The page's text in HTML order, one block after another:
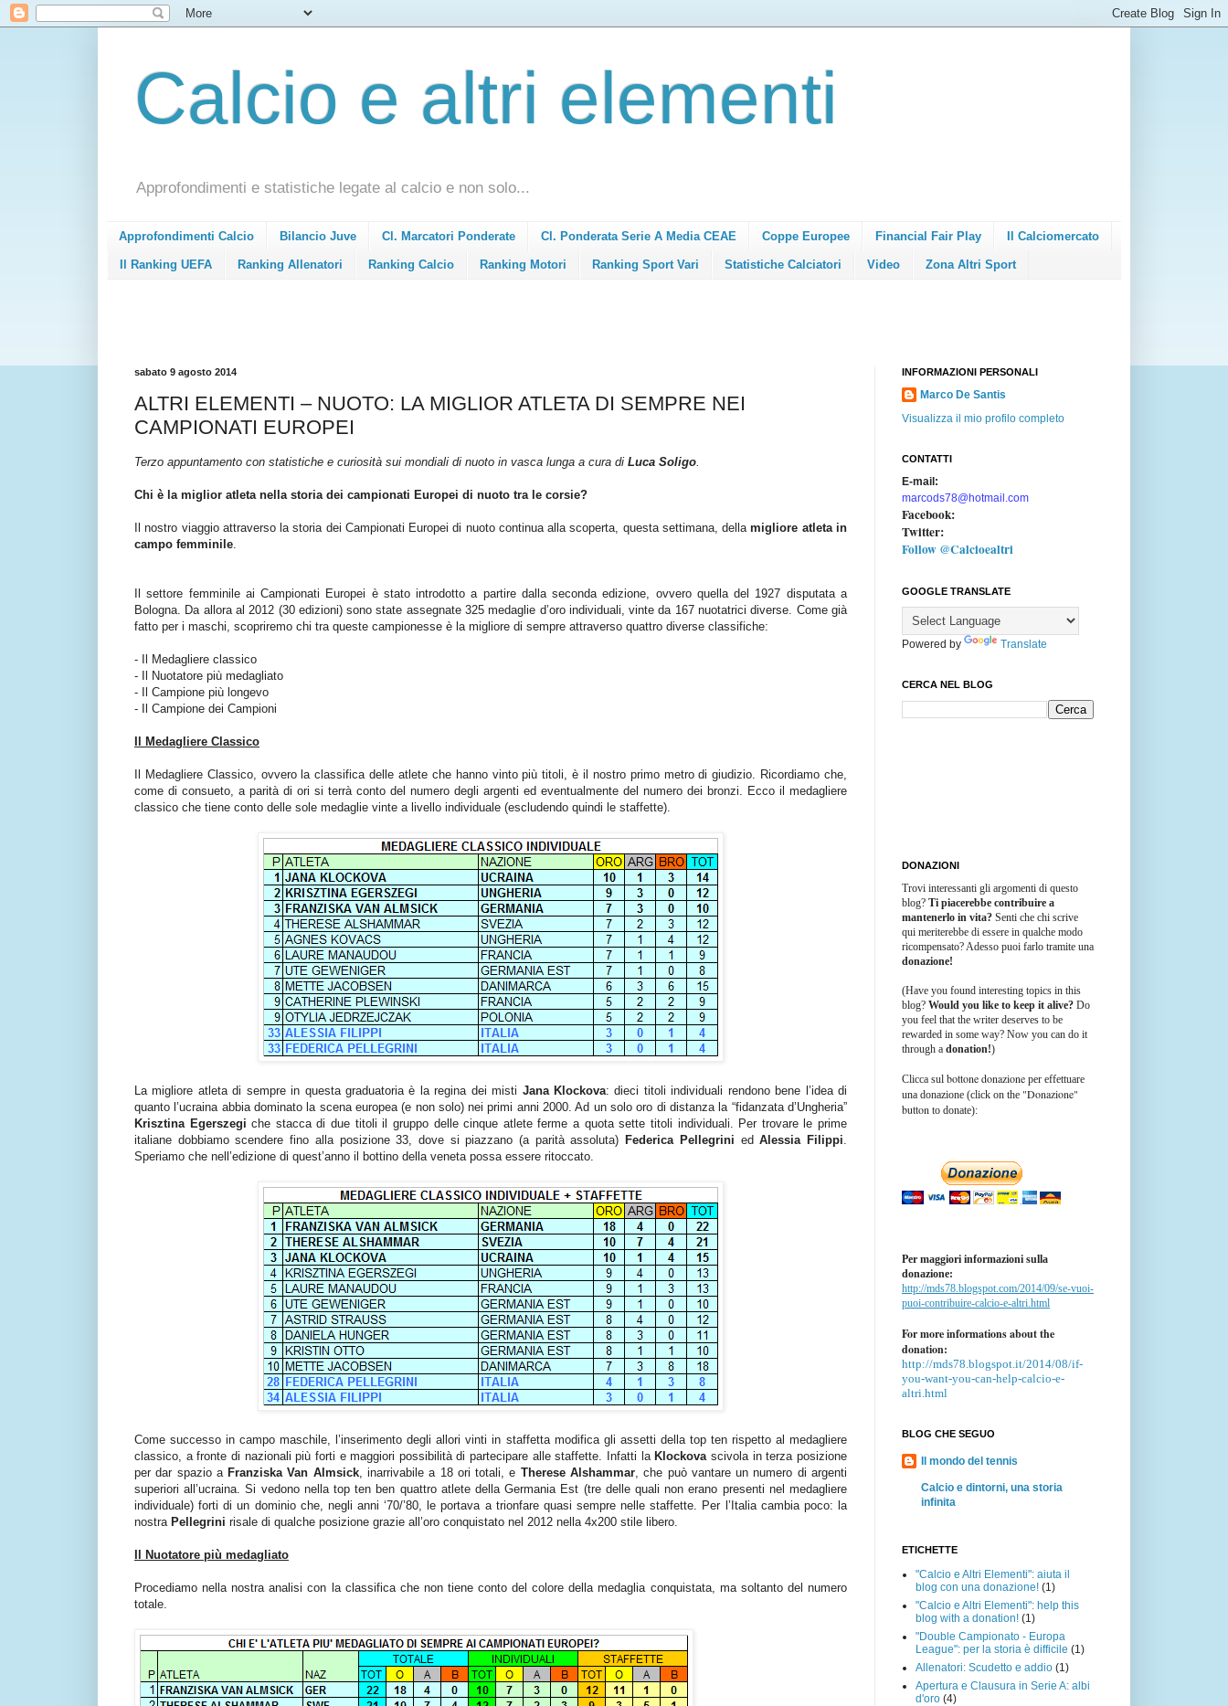
Calcio e altri elementi
Approfondimenti e statistiche legate al calcio e non solo...
Approfondimenti Calcio Bilancio Juve Cl. Marcatori Ponderate Cl. Ponderata Serie A Media CEAE Coppe Europee Financial Fair Play Il Calciomercato
Il Ranking UEFA Ranking Allenatori Ranking Calcio Ranking Motori Ranking Sport Vari Statistiche Calciatori Video Zona Altri Sport
sabato 9 agosto 2014
ALTRI ELEMENTI – NUOTO: LA MIGLIOR ATLETA DI SEMPRE NEI
CAMPIONATI EUROPEI
Terzo appuntamento con statistiche e curiosità sui mondiali di nuoto in vasca lunga a cura di Luca Soligo.
Chi è la miglior atleta nella storia dei campionati Europei di nuoto tra le corsie?
Il nostro viaggio attraverso la storia dei Campionati Europei di nuoto continua alla scoperta, questa settimana, dellamigliore atleta in
campo femminile.
Il settore femminile ai Campionati Europei è stato introdotto a partire dalla seconda edizione, ovvero quella del 1927 disputata a
Bologna. Da allora al 2012 (30 edizioni) sono state assegnate 325 medaglie d’oro individuali, vinte da 167 nuotatrici diverse. Come già
fatto per i maschi, scopriremo chi tra queste campionesse è la migliore di sempre attraverso quattro diverse classifiche:
- Il Medagliere classico
- Il Nuotatore più medagliato
- Il Campione più longevo
- Il Campione dei Campioni
Il Medagliere Classico
Il Medagliere Classico, ovvero la classifica delle atlete che hanno vinto più titoli, è il nostro primo metro di giudizio. Ricordiamo che,
come di consueto, a parità di ori si terrà conto del numero degli argenti ed eventualmente del numero dei bronzi. Ecco il medagliere
classico che tiene conto delle sole medaglie vinte a livello individuale (escludendo quindi le staffette).
La migliore atleta di sempre in questa graduatoria è la regina dei misti Jana Klockova: dieci titoli individuali rendono bene l’idea di
quanto l’ucraina abbia dominato la scena europea (e non solo) nei primi anni 2000. Ad un solo oro di distanza la “fidanzata d’Ungheria”
Krisztina Egerszegi che stacca di due titoli il gruppo delle cinque atlete ferme a quota sette titoli individuali. Per trovare le prime
italiane dobbiamo scendere fino alla posizione 33, dove si piazzano (a parità assoluta) Federica Pellegrini edAlessia Filippi.
Speriamo che nell’edizione di quest’anno il bottino della veneta possa essere ritoccato.
Come successo in campo maschile, l’inserimento degli allori vinti in staffetta modifica gli assetti della top ten rispetto al medagliere
classico, a fronte di nazionali più forti e maggiori possibilità di partecipare alle staffette. Infatti la Klockovascivola in terza posizione
per dar spazio a Franziska Van Almsick, inarrivabile a 18 ori totali, e Therese Alshammar, che può vantare un numero di argenti
superiori all’ucraina. Si vedono nella top ten ben quattro atlete della Germania Est (tre delle quali non erano presenti nel medagliere
individuale) forti di un dominio che, negli anni ‘70/’80, le portava a trionfare quasi sempre nelle staffette. Per l’Italia cambia poco: la
nostra Pellegrini risale di qualche posizione grazie all’oro conquistato nel 2012 nella 4x200 stile libero.
Il Nuotatore più medagliato
Procediamo nella nostra analisi con la classifica che non tiene conto del colore della medaglia conquistata, ma soltanto del numero
totale.
INFORMAZIONI PERSONALI
Marco De Santis
Visualizza il mio profilo completo
CONTATTI
E-mail:
marcods78@hotmail.com
Facebook:
Twitter:
Follow @Calcioealtri
GOOGLE TRANSLATE
Powered by Translate
CERCA NEL BLOG
DONAZIONI
Trovi interessanti gli argomenti di questo
blog? Ti piacerebbe contribuire a
mantenerlo in vita? Senti che chi scrive
qui meriterebbe di essere in qualche modo
ricompensato? Adesso puoi farlo tramite una
donazione!
(Have you found interesting topics in this
blog? Would you like to keep it alive? Do
you feel that the writer deserves to be
rewarded in some way? Now you can do it
through a donation!)
Clicca sul bottone donazione per effettuare
una donazione (click on the "Donazione"
button to donate):
Per maggiori informazioni sulla
donazione:
http://mds78.blogspot.com/2014/09/se-vuoi-
puoi-contribuire-calcio-e-altri.html
For more informations about the
donation:
http://mds78.blogspot.it/2014/08/if-
you-want-you-can-help-calcio-e-
altri.html
BLOG CHE SEGUO
Il mondo del tennis
Calcio e dintorni, una storia
infinita
ETICHETTE
"Calcio e Altri Elementi": aiuta il
blog con una donazione! (1)
"Calcio e Altri Elementi": help this
blog with a donation! (1)
"Double Campionato - Europa
League": per la storia è difficile (1)
Allenatori: Scudetto e addio (1)
Apertura e Clausura in Serie A: albi
d'oro (4)